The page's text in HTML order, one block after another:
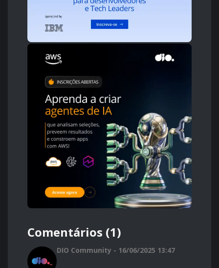
Comentários (1)
DIO Community - 16/06/2025 13:47